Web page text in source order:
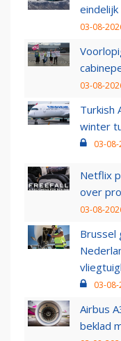
03-08-
03-08-
Turkish
winter
03-
Netflix
over
03-08-
Brussel
03-08-
Airbus
beklad